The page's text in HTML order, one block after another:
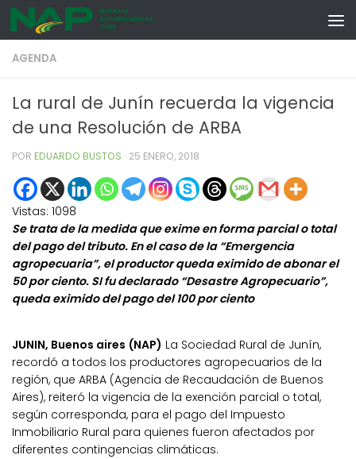
Skip to content
AGENDA
La rural de Junín recuerda la vigencia
de una Resolución de ARBA
POR EDUARDO BUSTOS · 25 ENERO, 2018
Vistas: 1098
Se trata de la medida que exime en forma parcial o total
del pago del tributo. En el caso de la “Emergencia
agropecuaria”, el productor queda eximido de abonar el
50 por ciento. SI fu declarado “Desastre Agropecuario”,
queda eximido del pago del 100 por ciento
JUNIN, Buenos aires (NAP) La Sociedad Rural de Junín,
recordó a todos los productores agropecuarios de la
región, que ARBA (Agencia de Recaudación de Buenos
Aires), reiteró la vigencia de la exención parcial o total,
según corresponda, para el pago del Impuesto
Inmobiliario Rural para quienes fueron afectados por
diferentes contingencias climáticas.